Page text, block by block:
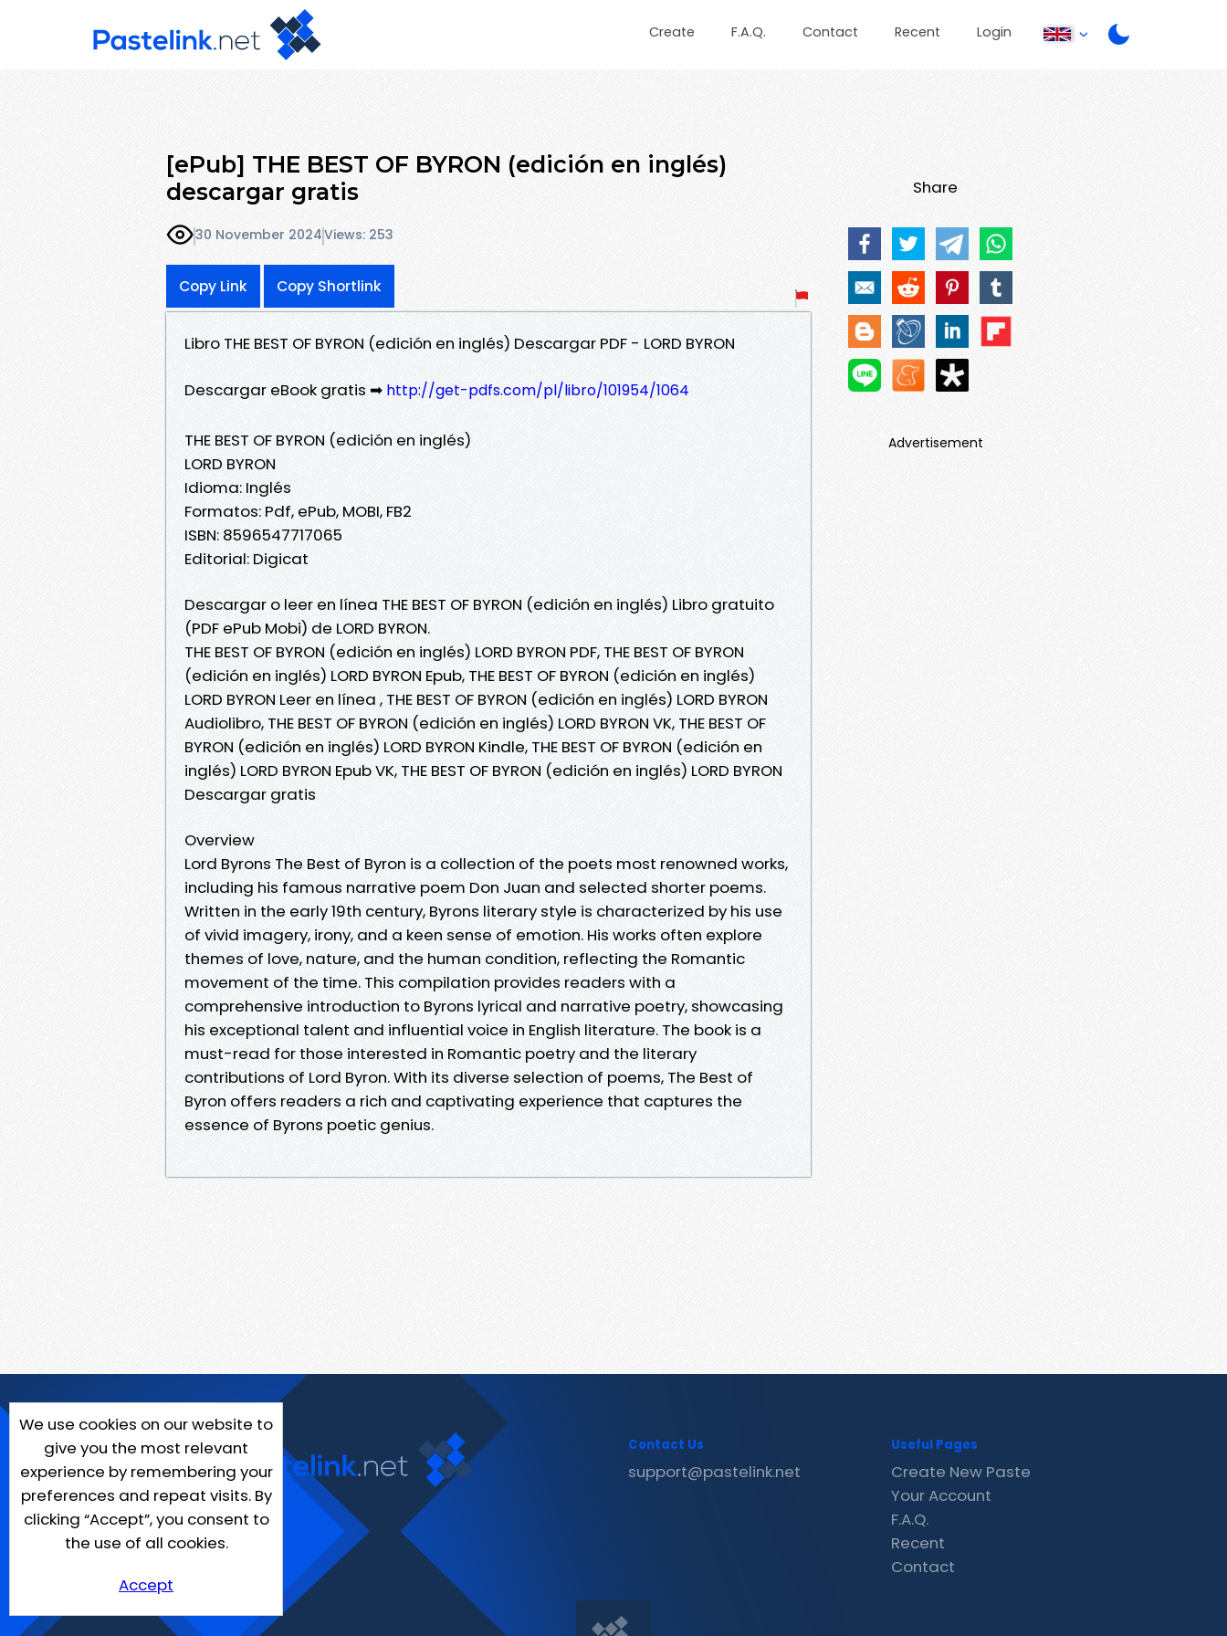
Create F.A.Q. Contact Recent Login
[ePub] THE BEST OF BYRON (edición en inglés)
descargar gratis
30 November 2024Views: 253
Copy Link Copy Shortlink
Libro THE BEST OF BYRON (edición en inglés) Descargar PDF - LORD BYRON
Descargar eBook gratis ➡ http://get-pdfs.com/pl/libro/101954/1064
THE BEST OF BYRON (edición en inglés)
LORD BYRON
Idioma: Inglés
Formatos: Pdf, ePub, MOBI, FB2
ISBN: 8596547717065
Editorial: Digicat
Descargar o leer en línea THE BEST OF BYRON (edición en inglés) Libro gratuito
(PDF ePub Mobi) de LORD BYRON.
THE BEST OF BYRON (edición en inglés) LORD BYRON PDF, THE BEST OF BYRON
(edición en inglés) LORD BYRON Epub, THE BEST OF BYRON (edición en inglés)
LORD BYRON Leer en línea , THE BEST OF BYRON (edición en inglés) LORD BYRON
Audiolibro, THE BEST OF BYRON (edición en inglés) LORD BYRON VK, THE BEST OF
BYRON (edición en inglés) LORD BYRON Kindle, THE BEST OF BYRON (edición en
inglés) LORD BYRON Epub VK, THE BEST OF BYRON (edición en inglés) LORD BYRON
Descargar gratis
Overview
Lord Byrons The Best of Byron is a collection of the poets most renowned works,
including his famous narrative poem Don Juan and selected shorter poems.
Written in the early 19th century, Byrons literary style is characterized by his use
of vivid imagery, irony, and a keen sense of emotion. His works often explore
themes of love, nature, and the human condition, reflecting the Romantic
movement of the time. This compilation provides readers with a
comprehensive introduction to Byrons lyrical and narrative poetry, showcasing
his exceptional talent and influential voice in English literature. The book is a
must-read for those interested in Romantic poetry and the literary
contributions of Lord Byron. With its diverse selection of poems, The Best of
Byron offers readers a rich and captivating experience that captures the
essence of Byrons poetic genius.
Share
Advertisement
We use cookies on our website to
give you the most relevant
experience by remembering your
preferences and repeat visits. By
clicking “Accept”, you consent to
the use of all cookies.
Accept
Contact Us
support@pastelink.net
Useful Pages
Create New Paste
Your Account
F.A.Q.
Recent
Contact